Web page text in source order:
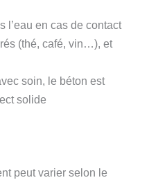
l’eau en cas de contact
(thé, café, vin…), et
soin, le béton est
solide
peut varier selon le